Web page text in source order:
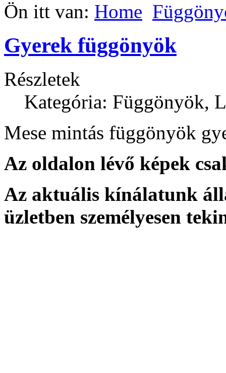
Ön itt van: Home
Gyerek függönyök
Részletek
Kategória: Függönyök,
Mese mintás függönyök
Az oldalon lévő képek
Az aktuális kínálatunk
üzletben személyesen